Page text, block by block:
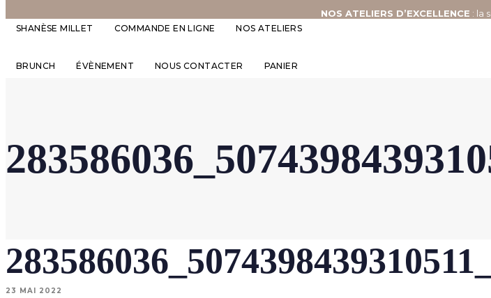
NOS ATELIERS D’EXCELLENCE : la
SHANÈSE MILLET COMMANDE EN LIGNE NOS ATELIERS
BRUNCH ÉVÈNEMENT NOUS CONTACTER PANIER
23 MAI 2022